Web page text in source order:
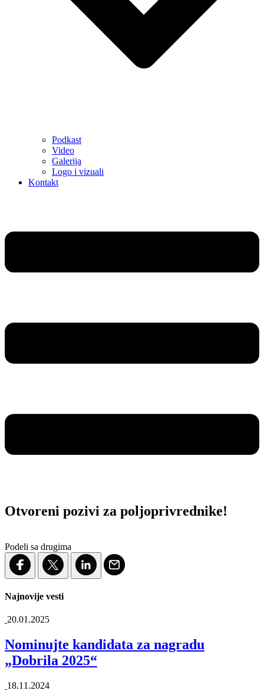
Podkast
Video
Galerija
Logo i vizuali
Kontakt
Otvoreni pozivi za poljoprivrednike!
Podeli sa drugima
Najnovije vesti
20.01.2025
Nominujte kandidata za nagradu
„Dobrila 2025“
18.11.2024